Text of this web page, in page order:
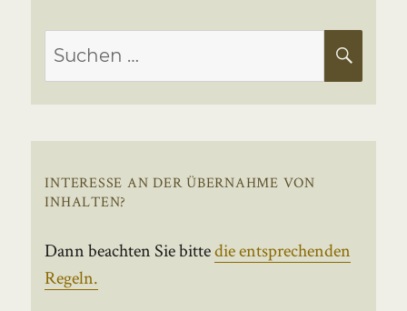
Suchen
nach:
INTERESSE AN DER ÜBERNAHME VON
INHALTEN?
Dann beachten Sie bittedie entsprechenden
Regeln.